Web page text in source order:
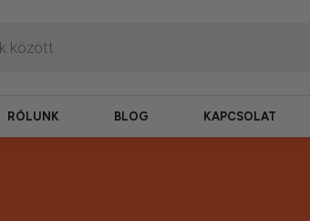
RÓLUNK BLOG KAPCSOLAT